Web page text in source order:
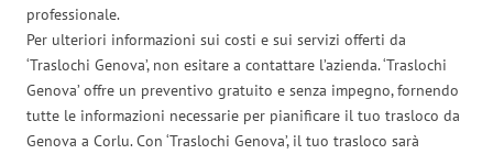
professionale.
Per ulteriori informazioni sui costi e sui servizi offerti da
‘Traslochi Genova’, non esitare a contattare l’azienda. ‘Traslochi
Genova’ offre un preventivo gratuito e senza impegno, fornendo
tutte le informazioni necessarie per pianificare il tuo trasloco da
Genova a Corlu. Con ‘Traslochi Genova’, il tuo trasloco sarà